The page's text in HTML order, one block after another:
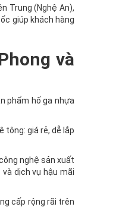
Trung (Nghệ An),
giúp khách hàng
và
phẩm hố ga nhựa
tông: giá rẻ, dễ lắp
nghệ sản xuất
dịch vụ hậu mãi
cấp rộng rãi trên